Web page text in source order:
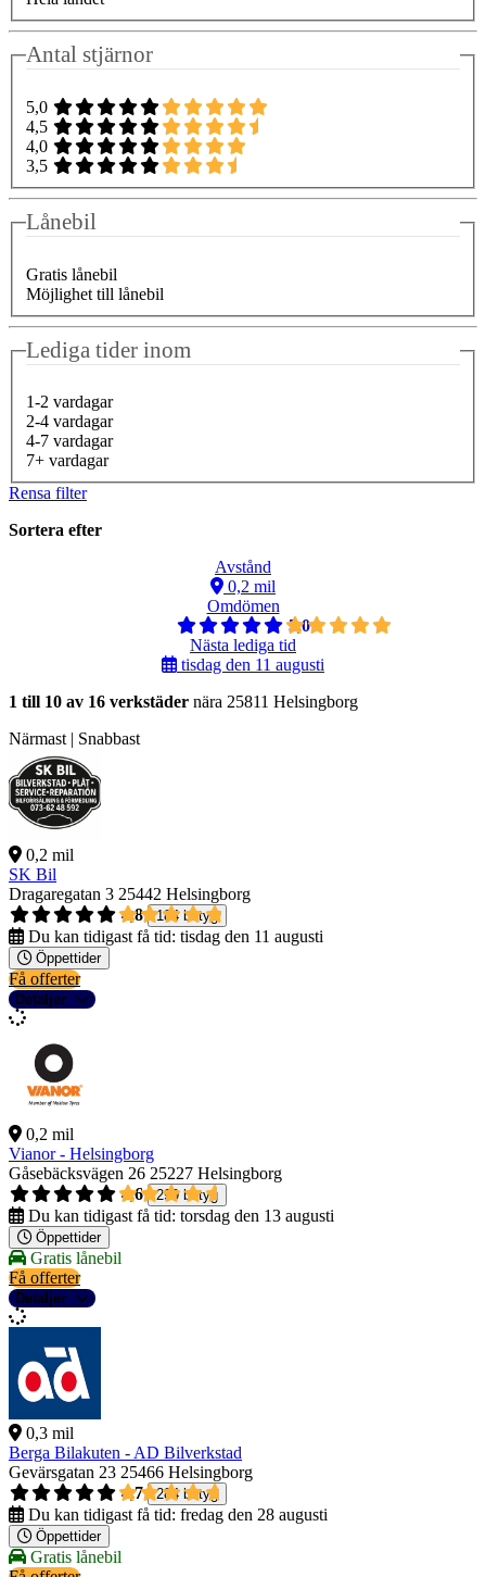
Antal stjärnor
5,0
4,5
4,0
3,5
Lånebil
Gratis lånebil
Möjlighet till lånebil
Lediga tider inom
1-2 vardagar
2-4 vardagar
4-7 vardagar
7+ vardagar
Rensa filter
Sortera efter
Avstånd
0,2 mil
Omdömen
5,0
Nästa lediga tid
tisdag den 11 augusti
1 till 10 av 16 verkstäder nära 25811 Helsingborg
Närmast | Snabbast
0,2 mil
SK Bil
Dragaregatan 3 25442 Helsingborg
4,8
184 betyg
Du kan tidigast få tid: tisdag den 11 augusti
Öppettider
Få offerter
Detaljer
0,2 mil
Vianor - Helsingborg
Gåsebäcksvägen 26 25227 Helsingborg
4,6
299 betyg
Du kan tidigast få tid: torsdag den 13 augusti
Öppettider
Gratis lånebil
Få offerter
Detaljer
0,3 mil
Berga Bilakuten - AD Bilverkstad
Gevärsgatan 23 25466 Helsingborg
4,7
284 betyg
Du kan tidigast få tid: fredag den 28 augusti
Öppettider
Gratis lånebil